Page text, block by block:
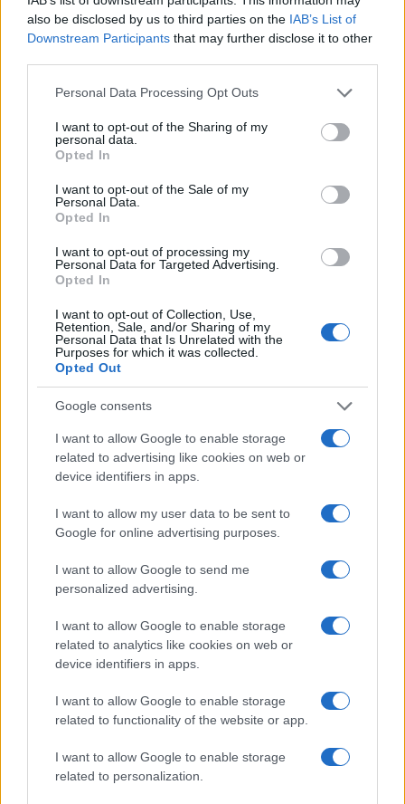
also be disclosed by us to third parties on the IAB’s List of
Downstream Participants that may further disclose it to other
Please note that this website/app uses one or more Google
not limited to your visit or usage behaviour. You may click to
grant or deny consent to Google and its third-party tags to
use your data for below specified purposes in below Google
consent section.
Personal Data Processing Opt Outs
I want to opt-out of the Sharing of my
personal data.
Opted In
I want to opt-out of the Sale of my
Personal Data.
Opted In
I want to opt-out of processing my
Personal Data for Targeted Advertising.
Opted In
I want to opt-out of Collection, Use,
Retention, Sale, and/or Sharing of my
Personal Data that Is Unrelated with the
Purposes for which it was collected.
Opted Out
Google consents
I want to allow Google to enable storage
related to advertising like cookies on web or
device identifiers in apps.
I want to allow my user data to be sent to
Google for online advertising purposes.
I want to allow Google to send me
personalized advertising.
I want to allow Google to enable storage
related to analytics like cookies on web or
device identifiers in apps.
I want to allow Google to enable storage
related to functionality of the website or app.
I want to allow Google to enable storage
related to personalization.
δανείων
θα επιδοτείται πλήρως, προσφέροντας στους
δικαιούχους 100% κάλυψη του επιτοκίου. Το μέγιστο
το πρόγραμμα θα εξετάζονται βάσει σειράς
προτεραιότητας.
προχωρήσουν σε οποιαδήποτε δαπάνη ενεργειακής
αναβάθμισης, όπως η αντικατάσταση κουφωμάτων ή η
απαιτείται η αναβάθμιση δύο ενεργειακών κατηγοριών,
όπως προέβλεπε το προηγούμενο πρόγραμμα
έως 25.000 ευρώ, με περίοδο αποπληρωμής που φτάνει
τα 7 χρόνια.
ευρώ, από τους πόρους του Ταμείου Ανάκαμψης (300
εκατομμύρια ευρώ), με πλήρη επιδότηση του επιτοκίου.
Σε αντίθεση με το «Εξοικονομώ», το νέο πρόγραμμα είναι
όπως η αγορά κλιματιστικών, χωρίς την υποχρέωση
συνολικής ενεργειακής αναβάθμισης.